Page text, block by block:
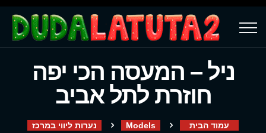
ניל – המעסה הכי יפה
חוזרת לתל אביב
עמוד הבית Models
נערות ליווי במרכז